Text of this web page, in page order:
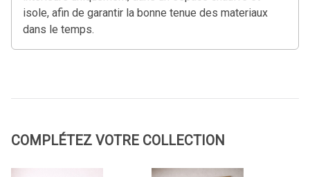
isole, afin de garantir la bonne tenue des materiaux
dans le temps.
COMPLÉTEZ VOTRE COLLECTION